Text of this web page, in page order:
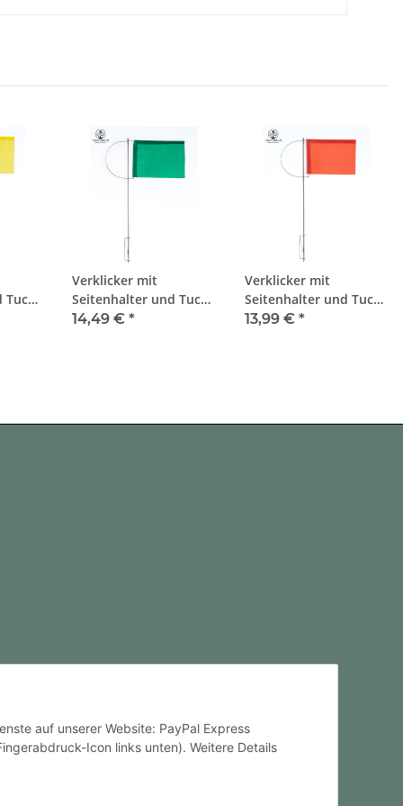
auf unserer Website: PayPal Express
Icon links unten). Weitere Details
Verklicker mit
Seitenhalter und Tuch,
125mm, grün
14,49 € *
Verklicker mit
Seitenhalter und Tuch,
100mm, rot
13,99 € *